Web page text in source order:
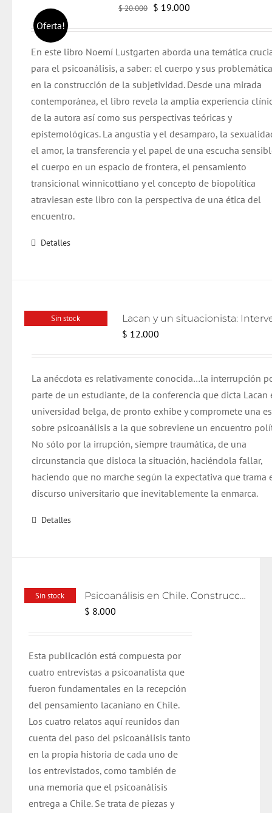
Oferta!
$20.000 El
era:
$ 20.000.
$ 19.000El
es:
$ 19.000.
En este libro Noemí Lustgarten aborda una temática
para el psicoanálisis, a saber: el cuerpo y sus
en la construcción de la subjetividad. Desde una mirada
contemporánea, el libro revela la amplia experiencia
de la autora así como sus perspectivas teóricas y
epistemológicas.La angustia y el desamparo, la
el amor, la transferencia y el papel de una escucha
el cuerpo en un espacio de frontera, el pensamiento
transicional winnicottiano y el concepto de biopolítica
atraviesan este libro con la perspectiva de una ética del
encuentro.
Detalles
Sin stock
$ 12.000
La anécdota es relativamente conocida…la interrupción
parte de un estudiante, de la conferencia que dicta Lacan
universidad belga, de pronto exhibe y compromete una
sobre psicoanálisis a la que sobreviene un encuentro
No sólo por la irrupción, siempre traumática, de una
circunstancia que disloca la situación, haciéndola fallar,
haciendo que no marche según la expectativa que trama
discurso universitario que inevitablemente la enmarca.
Detalles
Sin stock Psicoanálisis en Chile. Construcciones y relatos
$ 8.000
Esta publicación está compuesta por
cuatro entrevistas a psicoanalista que
fueron fundamentales en la recepción
del pensamiento lacaniano en Chile.
Los cuatro relatos aquí reunidos dan
cuenta del paso del psicoanálisis tanto
en la propia historia de cada uno de
los entrevistados, como también de
una memoria que el psicoanálisis
entrega a Chile. Se trata de piezas y